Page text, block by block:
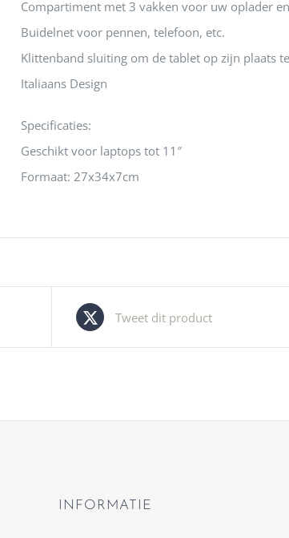
Compartiment met 3 vakken voor uw oplader
Buidelnet voor pennen, telefoon, etc.
Klittenband sluiting om de tablet op zijn plaats
Italiaans Design
Specificaties:
Geschikt voor laptops tot 11″
Formaat: 27x34x7cm
Tweet dit product
INFORMATIE